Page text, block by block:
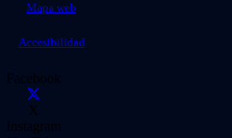
Mapa web
Accesibilidad
Facebook
X
Instagram